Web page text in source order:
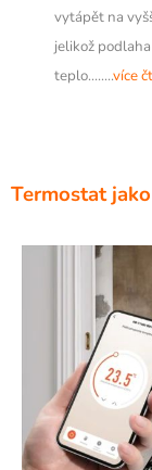
vytápět na
jelikož
teplo........více
Termostat